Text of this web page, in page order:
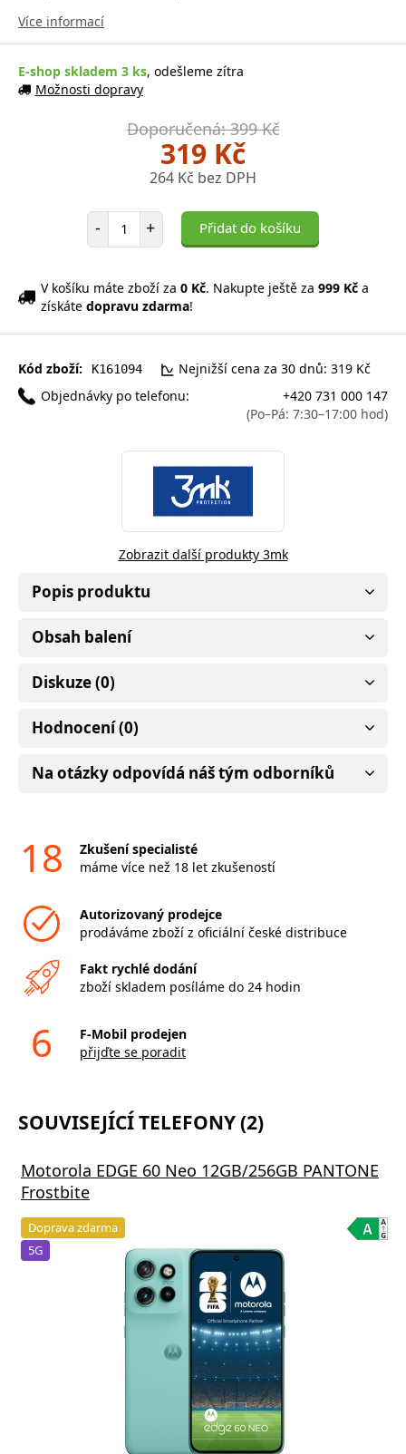
Více informací
E-shop skladem 3 ks, odešleme zítra
Možnosti dopravy
Doporučená: 399 Kč
319 Kč
264 Kč bez DPH
- Počet položek
+ Přidat do košíku
V košíku máte zboží za 0 Kč. Nakupte ještě za 999 Kč a
získáte dopravu zdarma!
Kód zboží: K161094
Nejnižší cena za 30 dnů: 319 Kč
Objednávky po telefonu:
+420 731 000 147
(Po–Pá: 7:30–17:00 hod)
Zobrazit další produkty 3mk
Popis produktu
Obsah balení
Diskuze (0)
Hodnocení (0)
Na otázky odpovídá náš tým odborníků
18
Zkušení specialisté
máme více než 18 let zkušeností
Autorizovaný prodejce
prodáváme zboží z oficiální české distribuce
Fakt rychlé dodání
zboží skladem posíláme do 24 hodin
6
F-Mobil prodejen
přijďte se poradit
SOUVISEJÍCÍ TELEFONY (2)
Motorola EDGE 60 Neo 12GB/256GB PANTONE
Frostbite
Doprava zdarma
5G